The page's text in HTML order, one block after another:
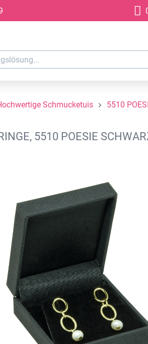
Schmucketuis 5510
5510 POESIE